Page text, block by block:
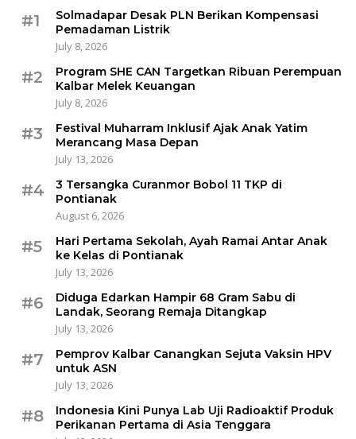
#1
Solmadapar Desak PLN Berikan Kompensasi
Pemadaman Listrik
July 8, 2026
#2
Program SHE CAN Targetkan Ribuan Perempuan
Kalbar Melek Keuangan
July 8, 2026
#3
Festival Muharram Inklusif Ajak Anak Yatim
Merancang Masa Depan
July 13, 2026
#4
3 Tersangka Curanmor Bobol 11 TKP di
Pontianak
August 6, 2026
#5
Hari Pertama Sekolah, Ayah Ramai Antar Anak
ke Kelas di Pontianak
July 13, 2026
#6
Diduga Edarkan Hampir 68 Gram Sabu di
Landak, Seorang Remaja Ditangkap
July 13, 2026
#7
Pemprov Kalbar Canangkan Sejuta Vaksin HPV
untuk ASN
July 13, 2026
#8
Indonesia Kini Punya Lab Uji Radioaktif Produk
Perikanan Pertama di Asia Tenggara